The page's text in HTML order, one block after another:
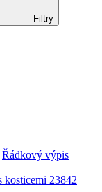
Filtry
Řádkový výpis